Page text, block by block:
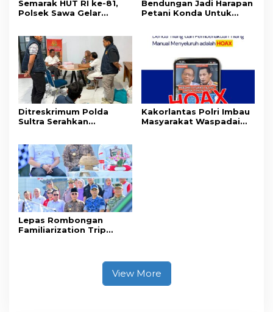
Semarak HUT RI ke-81,
Polsek Sawa Gelar
Olahraga 2026 Tingkat
Kecamatan
Bendungan Jadi Harapan
Petani Konda Untuk
Ditreskrimum Polda
Sultra Serahkan
Penyelenggaraan
Perjalanan Ibadah Umrah
Tanpa Izin ke Kejaksaan
Kakorlantas Polri Imbau
Masyarakat Waspadai
Lepas Rombongan
Familiarization Trip
View More